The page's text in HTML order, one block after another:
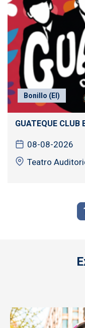
Bonillo (El)
GUATEQUE CLUB
08-08-2026
Teatro